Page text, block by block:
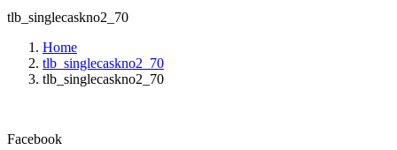
tlb_singlecaskno2_70
Home
tlb_singlecaskno2_70
tlb_singlecaskno2_70
Facebook